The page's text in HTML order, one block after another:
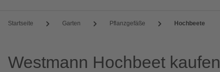
Startseite Garten Pflanzgefäße Hochbeete
Westmann Hochbeet kaufen